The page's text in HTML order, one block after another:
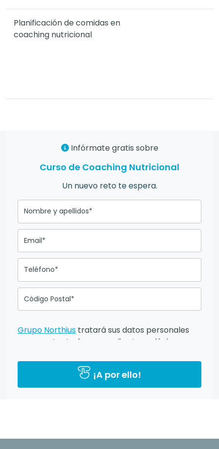
Planificación de comidas en
coaching nutricional
Infórmate gratis sobre
Curso de Coaching Nutricional
Un nuevo reto te espera.
Nombre y apellidos*
Email*
Teléfono*
Código Postal*
Grupo Northius tratará sus datos personales
para contactarle por medios tecnológicos,
con el fin de ofrecerle información del
programa formativo seleccionado o de otros
directamente relacionados con el interés
Grupo Northius, con el objeto de que estas
¡A por ello!